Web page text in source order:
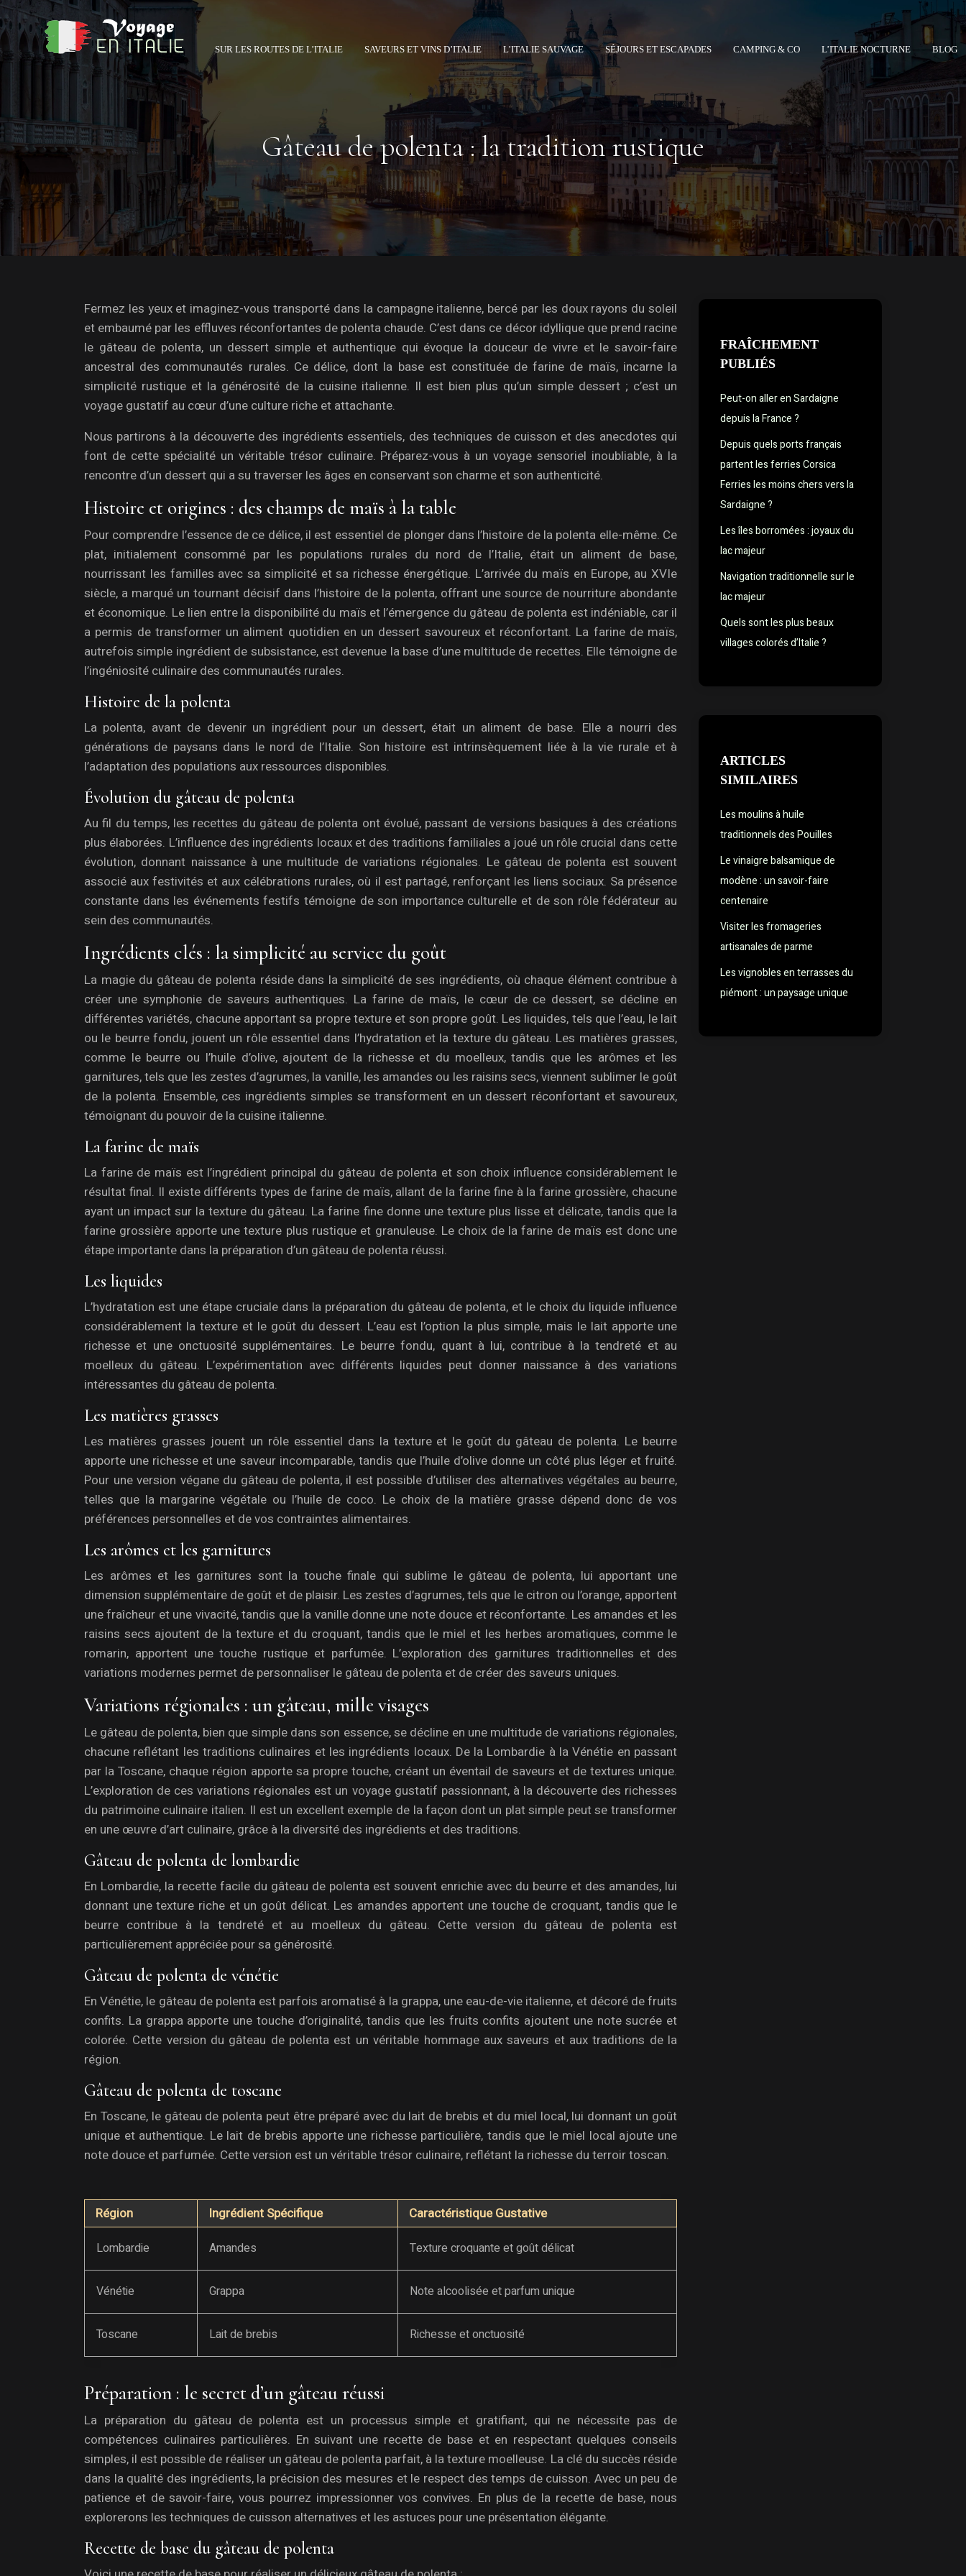
SUR LES ROUTES DE L’ITALIE SAVEURS ET VINS D’ITALIE L’ITALIE SAUVAGE SÉJOURS ET ESCAPADES CAMPING & CO L’ITALIE NOCTURNE BLOG
Gâteau de polenta : la tradition rustique
Fermez les yeux et imaginez-vous transporté dans la campagne italienne, bercé par les doux rayons du soleil
et embaumé par les effluves réconfortantes de polenta chaude. C’est dans ce décor idyllique que prend racine
le gâteau de polenta, un dessert simple et authentique qui évoque la douceur de vivre et le savoir-faire
ancestral des communautés rurales. Ce délice, dont la base est constituée de farine de maïs, incarne la
simplicité rustique et la générosité de la cuisine italienne. Il est bien plus qu’un simple dessert ; c’est un
voyage gustatif au cœur d’une culture riche et attachante.
Nous partirons à la découverte des ingrédients essentiels, des techniques de cuisson et des anecdotes qui
font de cette spécialité un véritable trésor culinaire. Préparez-vous à un voyage sensoriel inoubliable, à la
rencontre d’un dessert qui a su traverser les âges en conservant son charme et son authenticité.
Histoire et origines : des champs de maïs à la table
Pour comprendre l’essence de ce délice, il est essentiel de plonger dans l’histoire de la polenta elle-même. Ce
plat, initialement consommé par les populations rurales du nord de l’Italie, était un aliment de base,
nourrissant les familles avec sa simplicité et sa richesse énergétique. L’arrivée du maïs en Europe, au XVIe
siècle, a marqué un tournant décisif dans l’histoire de la polenta, offrant une source de nourriture abondante
et économique. Le lien entre la disponibilité du maïs et l’émergence du gâteau de polenta est indéniable, car il
a permis de transformer un aliment quotidien en un dessert savoureux et réconfortant. La farine de maïs,
autrefois simple ingrédient de subsistance, est devenue la base d’une multitude de recettes. Elle témoigne de
l’ingéniosité culinaire des communautés rurales.
Histoire de la polenta
La polenta, avant de devenir un ingrédient pour un dessert, était un aliment de base. Elle a nourri des
générations de paysans dans le nord de l’Italie. Son histoire est intrinsèquement liée à la vie rurale et à
l’adaptation des populations aux ressources disponibles.
Évolution du gâteau de polenta
Au fil du temps, les recettes du gâteau de polenta ont évolué, passant de versions basiques à des créations
plus élaborées. L’influence des ingrédients locaux et des traditions familiales a joué un rôle crucial dans cette
évolution, donnant naissance à une multitude de variations régionales. Le gâteau de polenta est souvent
associé aux festivités et aux célébrations rurales, où il est partagé, renforçant les liens sociaux. Sa présence
constante dans les événements festifs témoigne de son importance culturelle et de son rôle fédérateur au
sein des communautés.
Ingrédients clés : la simplicité au service du goût
La magie du gâteau de polenta réside dans la simplicité de ses ingrédients, où chaque élément contribue à
créer une symphonie de saveurs authentiques. La farine de maïs, le cœur de ce dessert, se décline en
différentes variétés, chacune apportant sa propre texture et son propre goût. Les liquides, tels que l’eau, le lait
ou le beurre fondu, jouent un rôle essentiel dans l’hydratation et la texture du gâteau. Les matières grasses,
comme le beurre ou l’huile d’olive, ajoutent de la richesse et du moelleux, tandis que les arômes et les
garnitures, tels que les zestes d’agrumes, la vanille, les amandes ou les raisins secs, viennent sublimer le goût
de la polenta. Ensemble, ces ingrédients simples se transforment en un dessert réconfortant et savoureux,
témoignant du pouvoir de la cuisine italienne.
La farine de maïs
La farine de maïs est l’ingrédient principal du gâteau de polenta et son choix influence considérablement le
résultat final. Il existe différents types de farine de maïs, allant de la farine fine à la farine grossière, chacune
ayant un impact sur la texture du gâteau. La farine fine donne une texture plus lisse et délicate, tandis que la
farine grossière apporte une texture plus rustique et granuleuse. Le choix de la farine de maïs est donc une
étape importante dans la préparation d’un gâteau de polenta réussi.
Les liquides
L’hydratation est une étape cruciale dans la préparation du gâteau de polenta, et le choix du liquide influence
considérablement la texture et le goût du dessert. L’eau est l’option la plus simple, mais le lait apporte une
richesse et une onctuosité supplémentaires. Le beurre fondu, quant à lui, contribue à la tendreté et au
moelleux du gâteau. L’expérimentation avec différents liquides peut donner naissance à des variations
intéressantes du gâteau de polenta.
Les matières grasses
Les matières grasses jouent un rôle essentiel dans la texture et le goût du gâteau de polenta. Le beurre
apporte une richesse et une saveur incomparable, tandis que l’huile d’olive donne un côté plus léger et fruité.
Pour une version végane du gâteau de polenta, il est possible d’utiliser des alternatives végétales au beurre,
telles que la margarine végétale ou l’huile de coco. Le choix de la matière grasse dépend donc de vos
préférences personnelles et de vos contraintes alimentaires.
Les arômes et les garnitures
Les arômes et les garnitures sont la touche finale qui sublime le gâteau de polenta, lui apportant une
dimension supplémentaire de goût et de plaisir. Les zestes d’agrumes, tels que le citron ou l’orange, apportent
une fraîcheur et une vivacité, tandis que la vanille donne une note douce et réconfortante. Les amandes et les
raisins secs ajoutent de la texture et du croquant, tandis que le miel et les herbes aromatiques, comme le
romarin, apportent une touche rustique et parfumée. L’exploration des garnitures traditionnelles et des
variations modernes permet de personnaliser le gâteau de polenta et de créer des saveurs uniques.
Variations régionales : un gâteau, mille visages
Le gâteau de polenta, bien que simple dans son essence, se décline en une multitude de variations régionales,
chacune reflétant les traditions culinaires et les ingrédients locaux. De la Lombardie à la Vénétie en passant
par la Toscane, chaque région apporte sa propre touche, créant un éventail de saveurs et de textures unique.
L’exploration de ces variations régionales est un voyage gustatif passionnant, à la découverte des richesses
du patrimoine culinaire italien. Il est un excellent exemple de la façon dont un plat simple peut se transformer
en une œuvre d’art culinaire, grâce à la diversité des ingrédients et des traditions.
Gâteau de polenta de lombardie
En Lombardie, la recette facile du gâteau de polenta est souvent enrichie avec du beurre et des amandes, lui
donnant une texture riche et un goût délicat. Les amandes apportent une touche de croquant, tandis que le
beurre contribue à la tendreté et au moelleux du gâteau. Cette version du gâteau de polenta est
particulièrement appréciée pour sa générosité.
Gâteau de polenta de vénétie
En Vénétie, le gâteau de polenta est parfois aromatisé à la grappa, une eau-de-vie italienne, et décoré de fruits
confits. La grappa apporte une touche d’originalité, tandis que les fruits confits ajoutent une note sucrée et
colorée. Cette version du gâteau de polenta est un véritable hommage aux saveurs et aux traditions de la
région.
Gâteau de polenta de toscane
En Toscane, le gâteau de polenta peut être préparé avec du lait de brebis et du miel local, lui donnant un goût
unique et authentique. Le lait de brebis apporte une richesse particulière, tandis que le miel local ajoute une
note douce et parfumée. Cette version est un véritable trésor culinaire, reflétant la richesse du terroir toscan.
Région Ingrédient Spécifique Caractéristique Gustative
Lombardie Amandes Texture croquante et goût délicat
Vénétie Grappa Note alcoolisée et parfum unique
Toscane Lait de brebis Richesse et onctuosité
Préparation : le secret d’un gâteau réussi
La préparation du gâteau de polenta est un processus simple et gratifiant, qui ne nécessite pas de
compétences culinaires particulières. En suivant une recette de base et en respectant quelques conseils
simples, il est possible de réaliser un gâteau de polenta parfait, à la texture moelleuse. La clé du succès réside
dans la qualité des ingrédients, la précision des mesures et le respect des temps de cuisson. Avec un peu de
patience et de savoir-faire, vous pourrez impressionner vos convives. En plus de la recette de base, nous
explorerons les techniques de cuisson alternatives et les astuces pour une présentation élégante.
Recette de base du gâteau de polenta
FRAÎCHEMENT
PUBLIÉS
Peut-on aller en Sardaigne
depuis la France ?
Depuis quels ports français
partent les ferries Corsica
Ferries les moins chers vers la
Sardaigne ?
Les îles borromées : joyaux du
lac majeur
Navigation traditionnelle sur le
lac majeur
Quels sont les plus beaux
villages colorés d’Italie ?
ARTICLES
SIMILAIRES
Les moulins à huile
traditionnels des Pouilles
Le vinaigre balsamique de
modène : un savoir-faire
centenaire
Visiter les fromageries
artisanales de parme
Les vignobles en terrasses du
piémont : un paysage unique